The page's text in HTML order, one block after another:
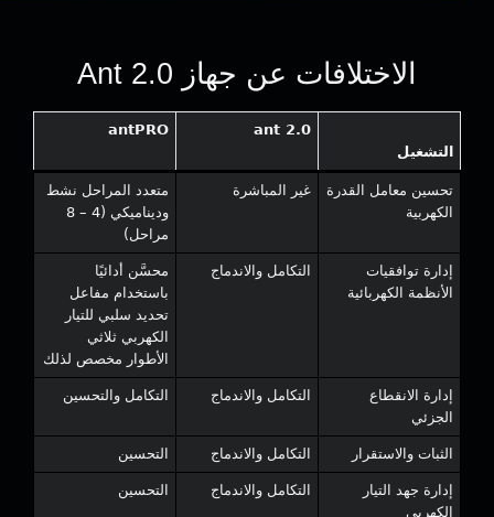
الاختلافات عن جهاز Ant 2.0
التشغيل
ant 2.0
antPRO
تحسين معامل القدرة
الكهربية
غير المباشرة
متعدد المراحل نشط
وديناميكي (4 – 8
مراحل)
إدارة توافقيات
الأنظمة الكهربائية
التكامل والاندماج
محسَّن أدائيًا
باستخدام مفاعل
تحديد سلبي للتيار
الكهربي ثلاثي
الأطوار مخصص لذلك
إدارة الانقطاع
الجزئي
التكامل والاندماج التكامل والتحسين
الثبات والاستقرار التكامل والاندماج التحسين
إدارة جهد التيار
الكهربي
التكامل والاندماج التحسين